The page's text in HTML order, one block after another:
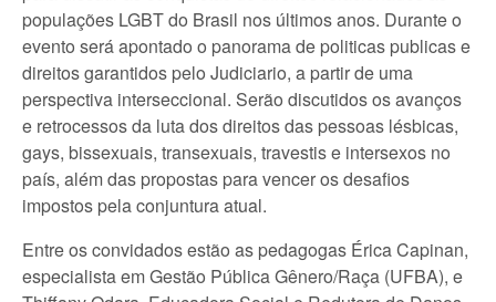
populações LGBT do Brasil nos últimos anos. Durante o
evento será apontado o panorama de politicas publicas e
direitos garantidos pelo Judiciario, a partir de uma
perspectiva interseccional. Serão discutidos os avanços
e retrocessos da luta dos direitos das pessoas lésbicas,
gays, bissexuais, transexuais, travestis e intersexos no
país, além das propostas para vencer os desafios
impostos pela conjuntura atual.
Entre os convidados estão as pedagogas Érica Capinan,
especialista em Gestão Pública Gênero/Raça (UFBA), e